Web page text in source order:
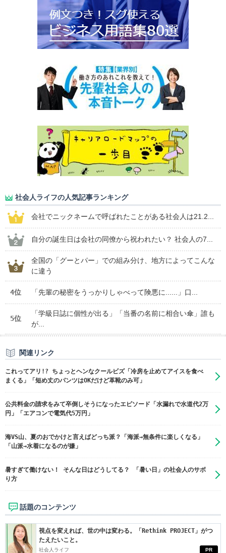
社会人ライフの人気記事ランキング
会社でニックネームで呼ばれたことがある社会人は21.2...
自分の誕生日は会社の同僚から祝われたい？ 社会人の7...
全国の「グーとパー」での組み分け、地方によってこんな
に違う
4位 「先輩の秘密をうっかりしゃべって険悪に......」口...
5位
「学級日誌に個性が出る」「当番の名前に相合い傘」誰も
が...
関連リンク
これってアリ!? ちょっとヘンなクールビズ「冷房を止めてアイスを食べ
まくる」「短め丈のパンツはOKだけど革靴のみ可」
公共料金の請求をみて卒倒しそうになったエピソード「水漏れで水道代2万
円」「エアコンで電気代5万円」
海VS山、夏のおでかけと言えばどっち派？「海派→無条件に楽しくなる」
「山派→水着になるのが嫌」
暑すぎて働けない！ そんな日はどうしてる？ 「暑い日」の社会人のサボ
り方
話題のコンテンツ
PR
視点を変えれば、世の中は変わる。「Rethink PROJECT」がつ
たえたいこと。
社会人ライフ